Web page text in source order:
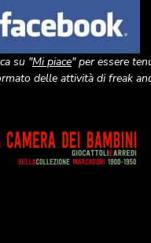
su "Mi piace" per essere
delle attività di freak